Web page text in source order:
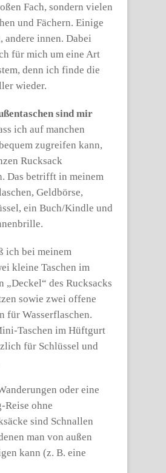
Fach, sondern vielen
und Fächern. Einige
andere innen. Dabei
für mich um eine Art
denn ich finde die
wieder.
sind mir
ich auf manchen
zugreifen kann,
Rucksack
Das betrifft in meinem
Geldbörse,
ein Buch/Kindle und
ich bei meinem
kleine Taschen im
„Deckel“ des Rucksacks
sowie zwei offene
für Wasserflaschen.
Taschen im Hüftgurt
für Schlüssel und
oder eine
Reise ohne
sind Schnallen
man von außen
kann (z. B. eine